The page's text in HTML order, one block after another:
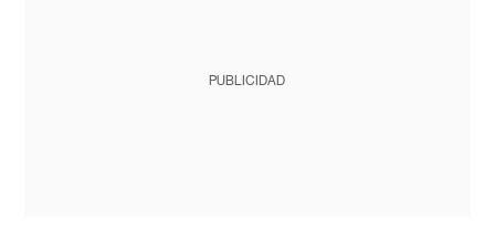
PUBLICIDAD